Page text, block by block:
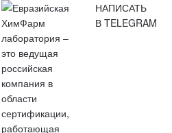
НАПИСАТЬ
В TELEGRAM